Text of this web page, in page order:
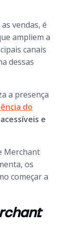
vendas, é
ampliem a
canais
dessas
a presença
do
e
Merchant
os
começar a